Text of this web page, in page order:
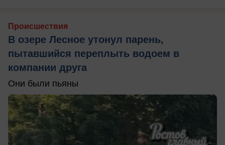
Происшествия
В озере Лесное утонул парень,
пытавшийся переплыть водоем в
компании друга
Они были пьяны